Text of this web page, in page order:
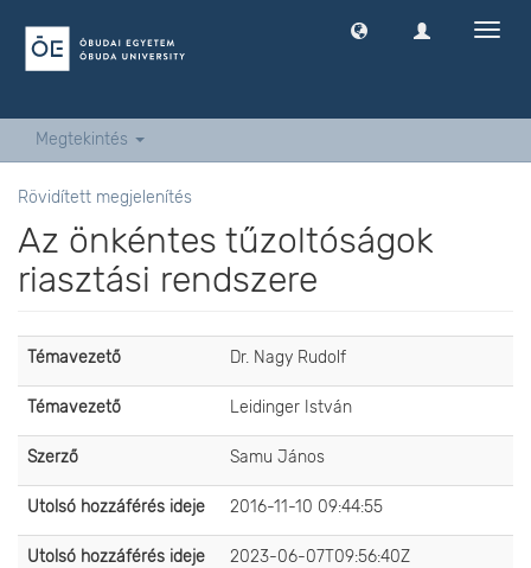
Megtekintés
Rövidített megjelenítés
Az önkéntes tűzoltóságok
riasztási rendszere
Témavezető Dr. Nagy Rudolf
Témavezető Leidinger István
Szerző Samu János
Utolsó hozzáférés ideje 2016-11-10 09:44:55
Utolsó hozzáférés ideje 2023-06-07T09:56:40Z